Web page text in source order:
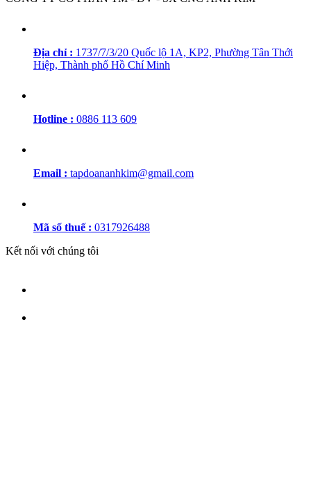
Địa chỉ : 1737/7/3/20 Quốc lộ 1A, KP2, Phường Tân Thới
Hiệp, Thành phố Hồ Chí Minh
Hotline : 0886 113 609
Email : tapdoananhkim@gmail.com
Mã số thuế : 0317926488
Kết nối với chúng tôi